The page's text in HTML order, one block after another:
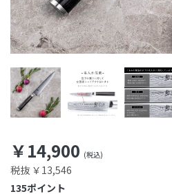
￥14,900
税抜 ￥13,546
ポイント
135